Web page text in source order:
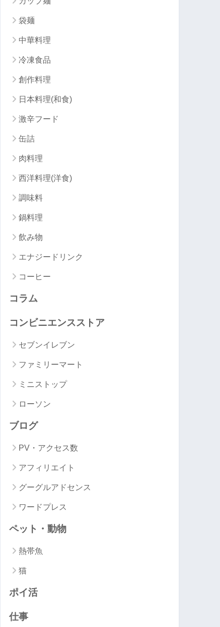
袋麺
中華料理
冷凍食品
創作料理
日本料理(和食)
激辛フード
缶詰
肉料理
西洋料理(洋食)
調味料
鍋料理
飲み物
エナジードリンク
コーヒー
コラム
コンビニエンスストア
セブンイレブン
ファミリーマート
ミニストップ
ローソン
ブログ
PV・アクセス数
アフィリエイト
グーグルアドセンス
ワードプレス
ペット・動物
熱帯魚
猫
ポイ活
仕事